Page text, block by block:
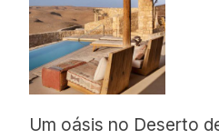
Um oásis no Deserto